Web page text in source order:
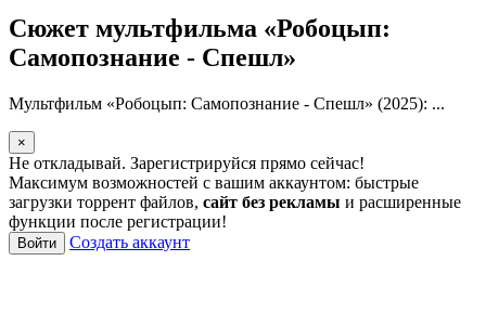
Сюжет мультфильма «Робоцып:
Самопознание - Спешл»
Мультфильм «Робоцып: Самопознание - Спешл» (2025): ...
×
Не откладывай. Зарегистрируйся прямо сейчас!
Максимум возможностей с вашим аккаунтом: быстрые
загрузки торрент файлов, сайт без рекламы и расширенные
функции после регистрации!
Войти Создать аккаунт